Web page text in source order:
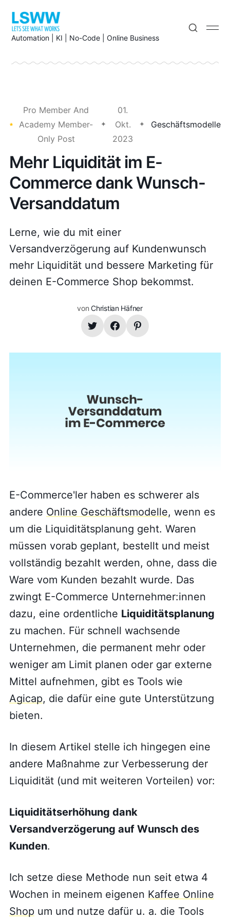
Automation | KI | No-Code | Online Business
Pro Member And
Academy Member-
Only Post
01.
Okt.
2023
Geschäftsmodelle
Mehr Liquidität im E-
Commerce dank Wunsch-
Versanddatum
Lerne, wie du mit einer
Versandverzögerung auf Kundenwunsch
mehr Liquidität und bessere Marketing für
deinen E-Commerce Shop bekommst.
von Christian Häfner
E-Commerce'ler haben es schwerer als
andere Online Geschäftsmodelle, wenn es
um die Liquiditätsplanung geht. Waren
müssen vorab geplant, bestellt und meist
vollständig bezahlt werden, ohne, dass die
Ware vom Kunden bezahlt wurde. Das
zwingt E-Commerce Unternehmer:innen
dazu, eine ordentliche Liquiditätsplanung
zu machen. Für schnell wachsende
Unternehmen, die permanent mehr oder
weniger am Limit planen oder gar externe
Mittel aufnehmen, gibt es Tools wie
Agicap, die dafür eine gute Unterstützung
bieten.
In diesem Artikel stelle ich hingegen eine
andere Maßnahme zur Verbesserung der
Liquidität (und mit weiteren Vorteilen) vor:
Liquiditätserhöhung dank
Versandverzögerung auf Wunsch des
Kunden.
Ich setze diese Methode nun seit etwa 4
Wochen in meinem eigenen Kaffee Online
Shop um und nutze dafür u. a. die Tools